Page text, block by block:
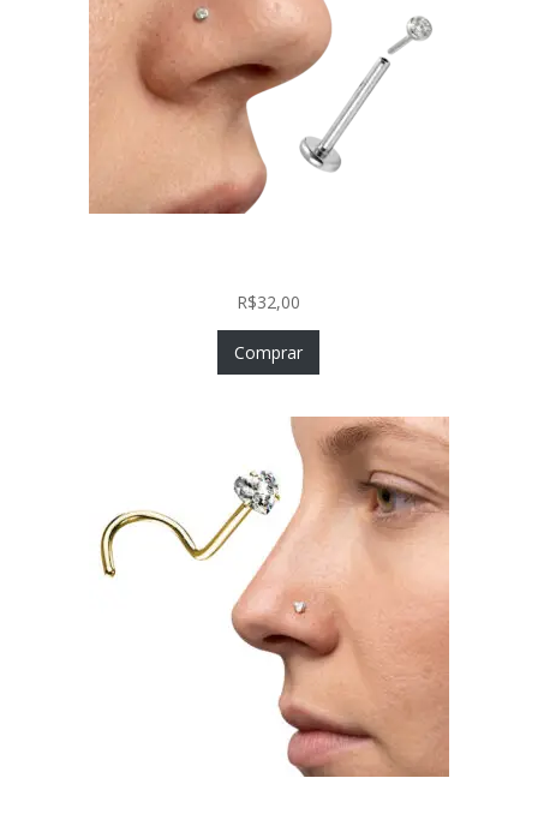
R$32,00
Comprar